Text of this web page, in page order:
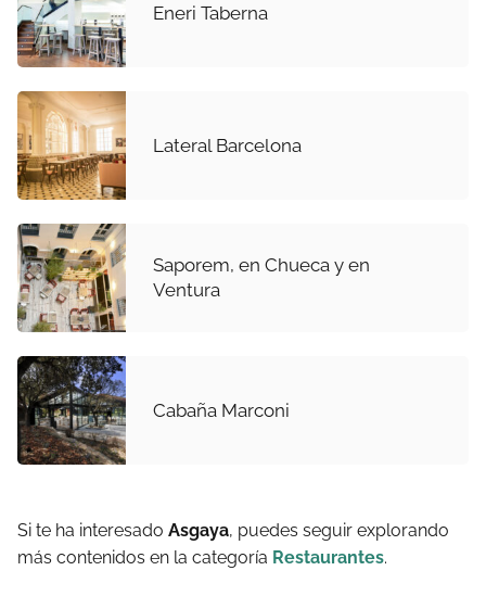
Eneri Taberna
Lateral Barcelona
Saporem, en Chueca y en
Ventura
Cabaña Marconi
Si te ha interesado Asgaya, puedes seguir explorando
más contenidos en la categoría Restaurantes.